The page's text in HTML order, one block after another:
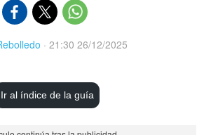
· 21:30 26/12/2025
Ir al índice de la guía